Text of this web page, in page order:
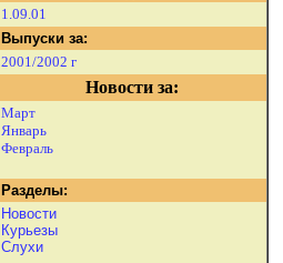
1.09.01
Выпуски за:
2001/2002 г
Новости за:
Март
Январь
Февраль
Разделы:
Новости
Курьезы
Слухи